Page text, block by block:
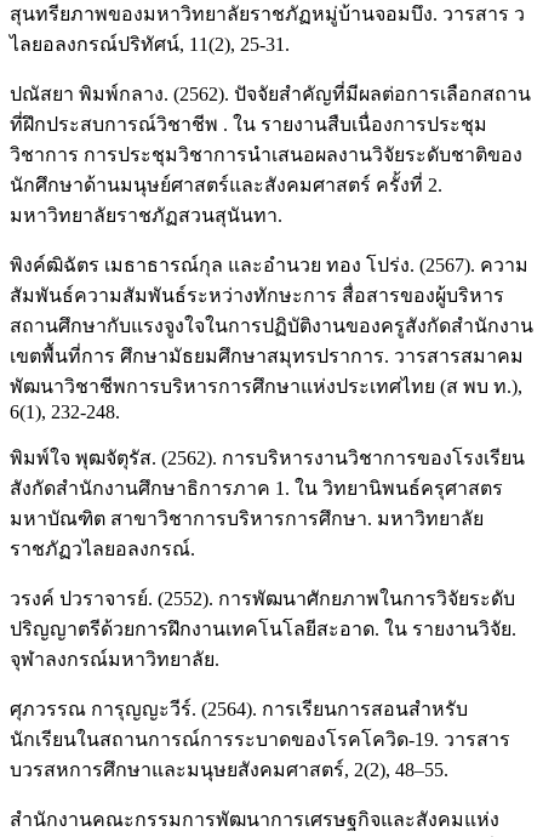
สุนทรียภาพของมหาวิทยาลัยราชภัฏหมู่บ้านจอมบึง. วารสาร ว
ไลยอลงกรณ์ปริทัศน์, 11(2), 25-31.
ปณัสยา พิมพ์กลาง. (2562). ปัจจัยสำคัญที่มีผลต่อการเลือกสถาน
ที่ฝึกประสบการณ์วิชาชีพ . ใน รายงานสืบเนื่องการประชุม
วิชาการ การประชุมวิชาการนำเสนอผลงานวิจัยระดับชาติของ
นักศึกษาด้านมนุษย์ศาสตร์และสังคมศาสตร์ ครั้งที่ 2.
มหาวิทยาลัยราชภัฏสวนสุนันทา.
พิงค์ฒิฉัตร เมธาธารณ์กุล และอำนวย ทอง โปร่ง. (2567). ความ
สัมพันธ์ความสัมพันธ์ระหว่างทักษะการ สื่อสารของผู้บริหาร
สถานศึกษากับแรงจูงใจในการปฏิบัติงานของครูสังกัดสำนักงาน
เขตพื้นที่การ ศึกษามัธยมศึกษาสมุทรปราการ. วารสารสมาคม
พัฒนาวิชาชีพการบริหารการศึกษาแห่งประเทศไทย (ส พบ ท.),
6(1), 232-248.
พิมพ์ใจ พุฒจัตุรัส. (2562). การบริหารงานวิชาการของโรงเรียน
สังกัดสำนักงานศึกษาธิการภาค 1. ใน วิทยานิพนธ์ครุศาสตร
มหาบัณฑิต สาขาวิชาการบริหารการศึกษา. มหาวิทยาลัย
ราชภัฏวไลยอลงกรณ์.
วรงค์ ปวราจารย์. (2552). การพัฒนาศักยภาพในการวิจัยระดับ
ปริญญาตรีด้วยการฝึกงานเทคโนโลยีสะอาด. ใน รายงานวิจัย.
จุฬาลงกรณ์มหาวิทยาลัย.
ศุภวรรณ การุญญะวีร์. (2564). การเรียนการสอนสำหรับ
นักเรียนในสถานการณ์การระบาดของโรคโควิด-19. วารสาร
บวรสหการศึกษาและมนุษยสังคมศาสตร์, 2(2), 48–55.
สำนักงานคณะกรรมการพัฒนาการเศรษฐกิจและสังคมแห่ง